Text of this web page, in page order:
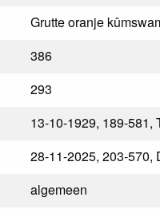
Grutte oranje
386
293
13-10-1929, 189-581,
28-11-2025, 203-570,
algemeen